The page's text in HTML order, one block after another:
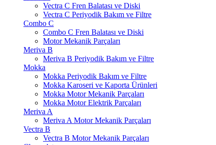
Vectra C Fren Balatası ve Diski
Vectra C Periyodik Bakım ve Filtre
Combo C
Combo C Fren Balatası ve Diski
Motor Mekanik Parçaları
Meriva B
Meriva B Periyodik Bakım ve Filtre
Mokka
Mokka Periyodik Bakım ve Filtre
Mokka Karoseri ve Kaporta Ürünleri
Mokka Motor Mekanik Parçaları
Mokka Motor Elektrik Parçaları
Meriva A
Meriva A Motor Mekanik Parçaları
Vectra B
Vectra B Motor Mekanik Parçaları